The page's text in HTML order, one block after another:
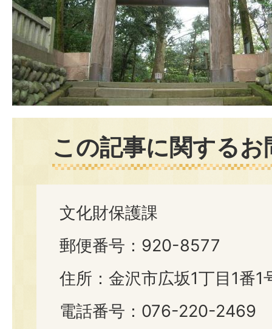
この記事に関する
文化財保護課
郵便番号：920-8577
住所：金沢市広坂1丁目1番1
電話番号：076-220-2469